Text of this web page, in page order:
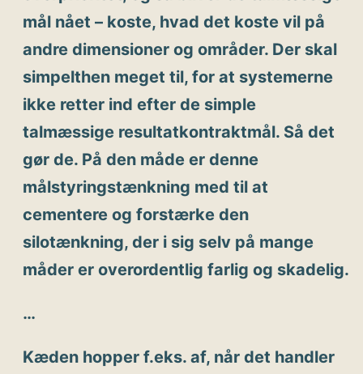
mål nået – koste, hvad det koste vil på
andre dimensioner og områder. Der skal
simpelthen meget til, for at systemerne
ikke retter ind efter de simple
talmæssige resultatkontraktmål. Så det
gør de. På den måde er denne
målstyringstænkning med til at
cementere og forstærke den
silotænkning, der i sig selv på mange
måder er overordentlig farlig og skadelig.
…
Kæden hopper f.eks. af, når det handler